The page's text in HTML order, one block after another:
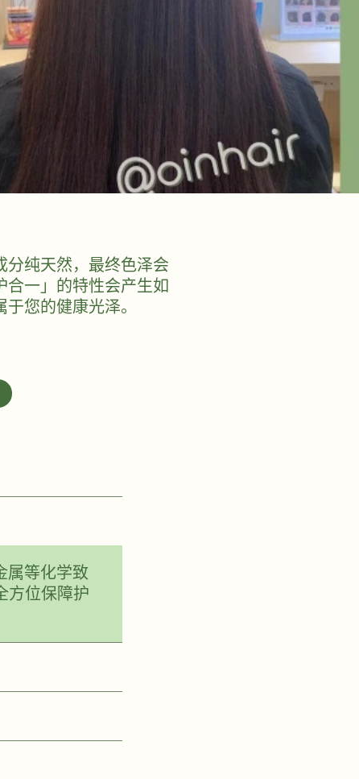
分纯天然，最终色泽会
合一」的特性会产生如
您的健康光泽。
属等化学致
方位保障护